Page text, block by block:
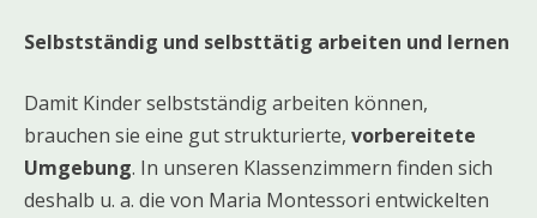
Selbstständig und selbsttätig arbeiten und lernen
Damit Kinder selbstständig arbeiten können,
brauchen sie eine gut strukturierte, vorbereitete
Umgebung. In unseren Klassenzimmern finden sich
deshalb u. a. die von Maria Montessori entwickelten